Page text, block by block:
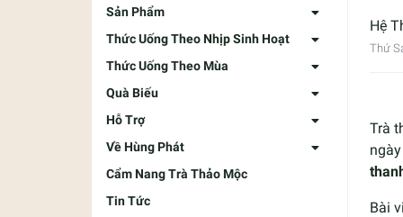
Sản Phẩm
Thức Uống Theo Nhịp Sinh Hoạt
Thức Uống Theo Mùa
Quà Biếu
Hỗ Trợ
Về Hùng Phát
Cẩm Nang Trà Thảo Mộc
Tin Tức
Hệ
Thứ
Trà
Bài